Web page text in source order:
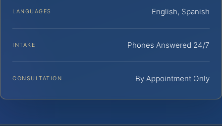
LANGUAGES English, Spanish
INTAKE Phones Answered 24/7
CONSULTATION By Appointment Only